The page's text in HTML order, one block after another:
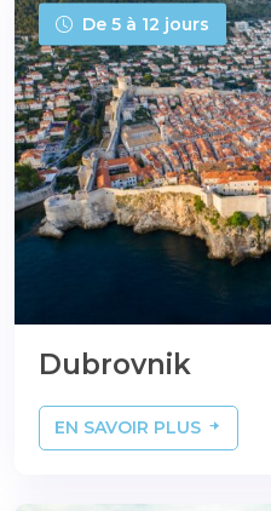
De 5 à 12 jours
Dubrovnik
EN SAVOIR PLUS